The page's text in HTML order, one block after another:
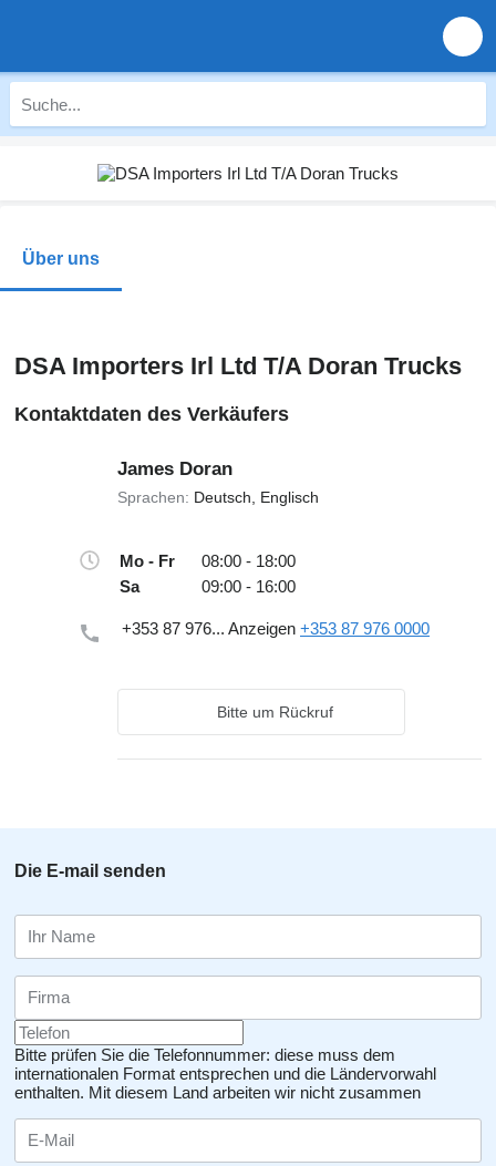
Über uns
DSA Importers Irl Ltd T/A Doran Trucks
Kontaktdaten des Verkäufers
James Doran
Sprachen: Deutsch, Englisch
Mo - Fr
08:00 - 18:00
Sa
09:00 - 16:00
+353 87 976... Anzeigen +353 87 976 0000
Bitte um Rückruf
Die E-mail senden
Bitte prüfen Sie die Telefonnummer: diese muss dem
internationalen Format entsprechen und die Ländervorwahl
enthalten. Mit diesem Land arbeiten wir nicht zusammen